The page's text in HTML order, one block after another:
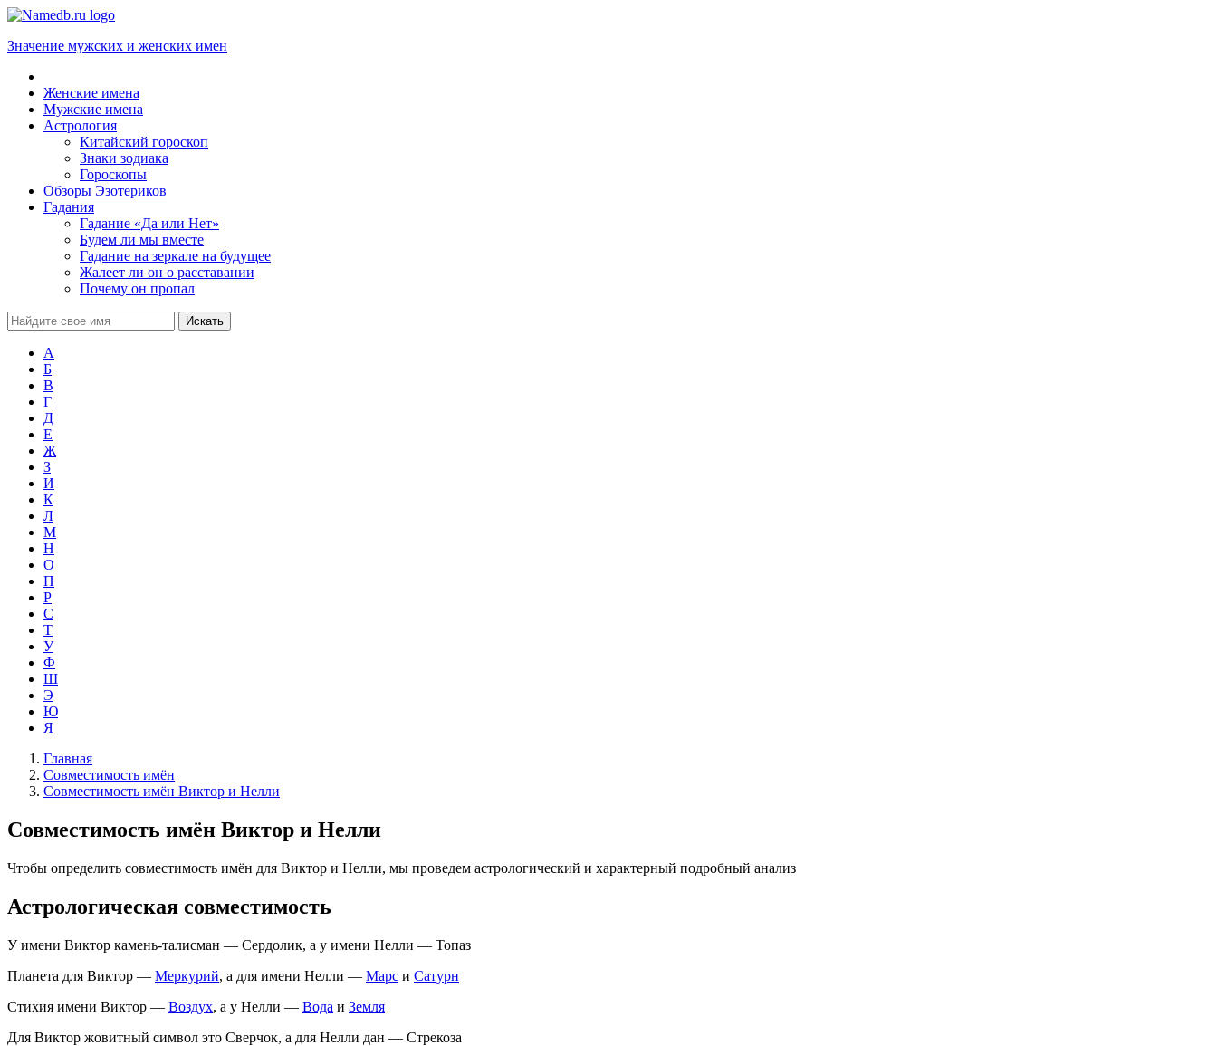
Значение мужских и женских имен
Женские имена
Мужские имена
Астрология
Китайский гороскоп
Знаки зодиака
Гороскопы
Обзоры Эзотериков
Гадания
Гадание «Да или Нет»
Будем ли мы вместе
Гадание на зеркале на будущее
Жалеет ли он о расставании
Почему он пропал
А
Б
В
Г
Д
Е
Ж
З
И
К
Л
М
Н
О
П
Р
С
Т
У
Ф
Ш
Э
Ю
Я
Главная
Совместимость имён
Совместимость имён Виктор и Нелли
Совместимость имён Виктор и Нелли
Чтобы определить совместимость имён для Виктор и Нелли, мы проведем астрологический и характерный подробный анализ
Астрологическая совместимость
У имени Виктор камень-талисман — Сердолик, а у имени Нелли — Топаз
Планета для Виктор — Меркурий, а для имени Нелли — Марс и Сатурн
Стихия имени Виктор — Воздух, а у Нелли — Вода и Земля
Для Виктор жовитный символ это Сверчок, а для Нелли дан — Стрекоза